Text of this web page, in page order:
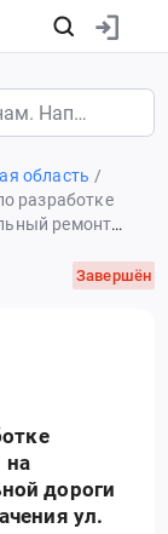
область
разработке
ремонт
Завершён
на
дороги
ул.